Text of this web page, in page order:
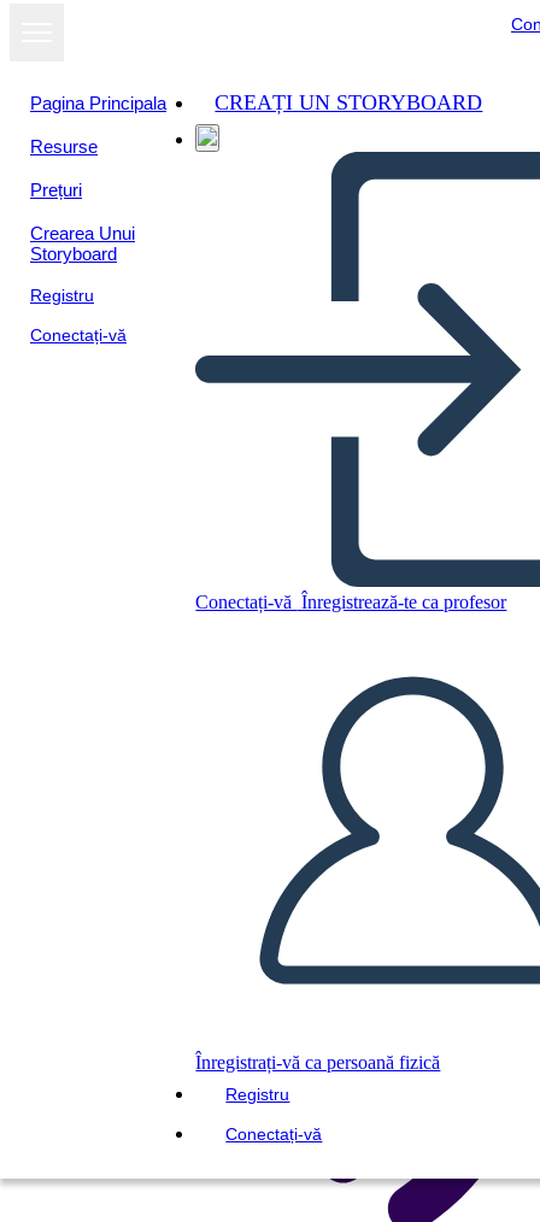
Pagina Principala
Resurse
Prețuri
Crearea Unui
Storyboard
Registru
Conectați-vă
CREAȚI UN STORYBOARD
Conectați-vă Înregistrează-te ca profesor
Înregistrați-vă ca persoană fizică
Registru
Conectați-vă
Copiați acest Storyboard
REDAȚI PREZENTAREA DE DIAPOZITIVE
CITESTE-MI